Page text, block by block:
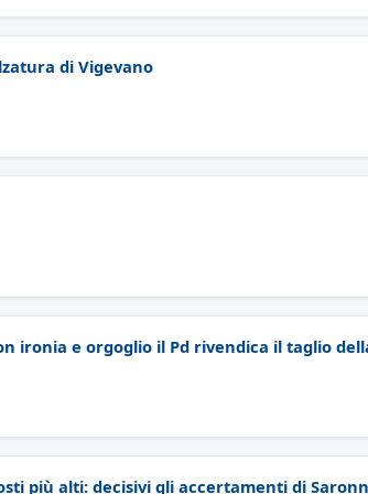
di Vigevano
ironia e orgoglio il Pd rivendica il taglio
più alti: decisivi gli accertamenti di